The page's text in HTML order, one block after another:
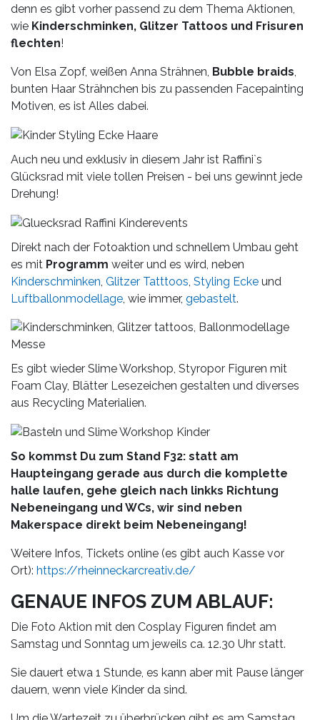
denn es gibt vorher passend zu dem Thema Aktionen,
wie Kinderschminken, Glitzer Tattoos und Frisuren
flechten!
Von Elsa Zopf, weißen Anna Strähnen, Bubble braids,
bunten Haar Strähnchen bis zu passenden Facepainting
Motiven, es ist Alles dabei.
Auch neu und exklusiv in diesem Jahr ist Raffini`s
Glücksrad mit viele tollen Preisen - bei uns gewinnt jede
Drehung!
Direkt nach der Fotoaktion und schnellem Umbau geht
es mit Programm weiter und es wird, neben
Kinderschminken, Glitzer Tatttoos, Styling Ecke und
Luftballonmodellage, wie immer, gebastelt.
Es gibt wieder Slime Workshop, Styropor Figuren mit
Foam Clay, Blätter Lesezeichen gestalten und diverses
aus Recycling Materialien.
So kommst Du zum Stand F32: statt am
Haupteingang gerade aus durch die komplette
halle laufen, gehe gleich nach linkks Richtung
Nebeneingang und WCs, wir sind neben
Makerspace direkt beim Nebeneingang!
Weitere Infos, Tickets online (es gibt auch Kasse vor
Ort): https://rheinneckarcreativ.de/
GENAUE INFOS ZUM ABLAUF:
Die Foto Aktion mit den Cosplay Figuren findet am
Samstag und Sonntag um jeweils ca. 12.30 Uhr statt.
Sie dauert etwa 1 Stunde, es kann aber mit Pause länger
dauern, wenn viele Kinder da sind.